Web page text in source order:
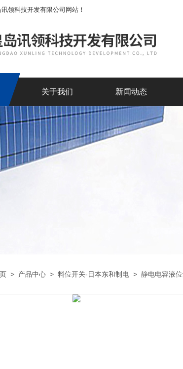
领科技开发有限公司网站！
关于我们 新闻动态
> 产品中心 > 料位开关-日本东和制电 > 静电电容液